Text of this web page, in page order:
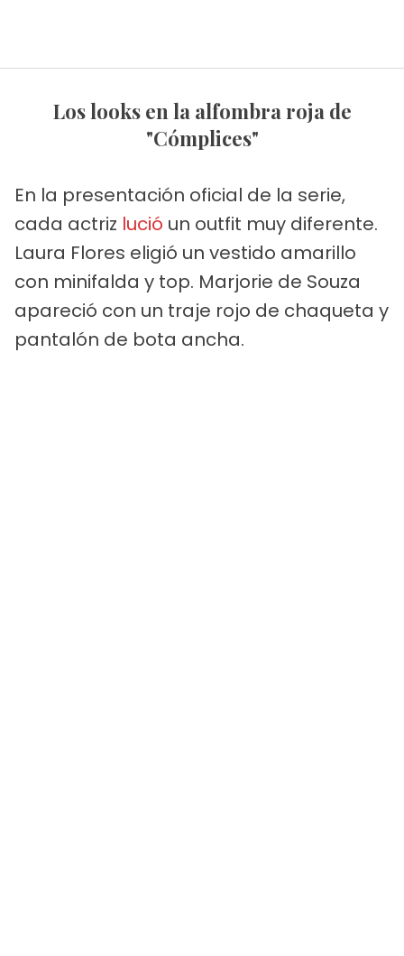
Los looks en la alfombra roja de
"Cómplices"
En la presentación oficial de la serie,
cada actriz lució un outfit muy diferente.
Laura Flores eligió un vestido amarillo
con minifalda y top. Marjorie de Souza
apareció con un traje rojo de chaqueta y
pantalón de bota ancha.